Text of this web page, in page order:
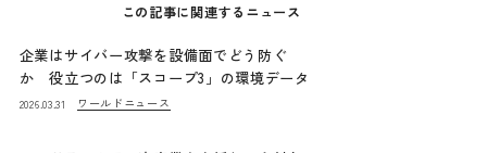
この記事に関連するニュース
企業はサイバー攻撃を設備面でどう防ぐ
か 役立つのは「スコープ3」の環境データ
2026.03.31 ワールドニュース